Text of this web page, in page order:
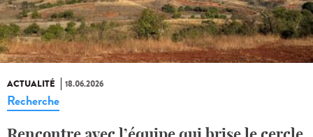
ACTUALITÉ 18.06.2026
Recherche